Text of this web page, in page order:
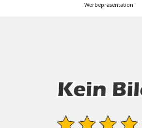
Werbepräsentation